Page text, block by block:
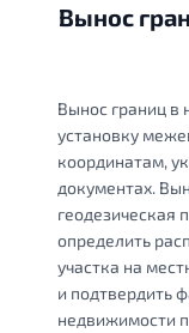
Вынос
Вынос границ в
установку
координатам,
документах.
геодезическая
определить
участка на
и подтвердить
недвижимости